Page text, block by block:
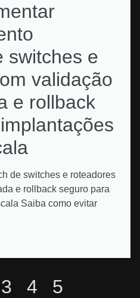
switches e
validação
e rollback
de switches e roteadores
e rollback seguro para
Saiba como evitar
3 4 5